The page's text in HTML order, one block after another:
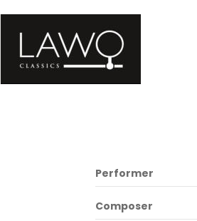
Performer
Composer